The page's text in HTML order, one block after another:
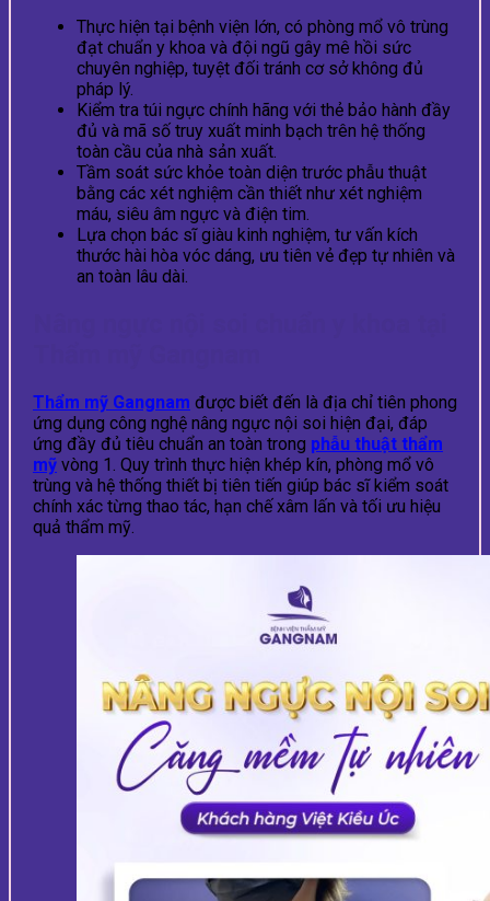
Thực hiện tại bệnh viện lớn, có phòng mổ vô trùng
đạt chuẩn y khoa và đội ngũ gây mê hồi sức
chuyên nghiệp, tuyệt đối tránh cơ sở không đủ
pháp lý.
Kiểm tra túi ngực chính hãng với thẻ bảo hành đầy
đủ và mã số truy xuất minh bạch trên hệ thống
toàn cầu của nhà sản xuất.
Tầm soát sức khỏe toàn diện trước phẫu thuật
bằng các xét nghiệm cần thiết như xét nghiệm
máu, siêu âm ngực và điện tim.
Lựa chọn bác sĩ giàu kinh nghiệm, tư vấn kích
thước hài hòa vóc dáng, ưu tiên vẻ đẹp tự nhiên và
an toàn lâu dài.
Thẩm mỹ Gangnam được biết đến là địa chỉ tiên phong
ứng dụng công nghệ nâng ngực nội soi hiện đại, đáp
ứng đầy đủ tiêu chuẩn an toàn trong phẫu thuật thẩm
mỹ vòng 1. Quy trình thực hiện khép kín, phòng mổ vô
trùng và hệ thống thiết bị tiên tiến giúp bác sĩ kiểm soát
chính xác từng thao tác, hạn chế xâm lấn và tối ưu hiệu
quả thẩm mỹ.